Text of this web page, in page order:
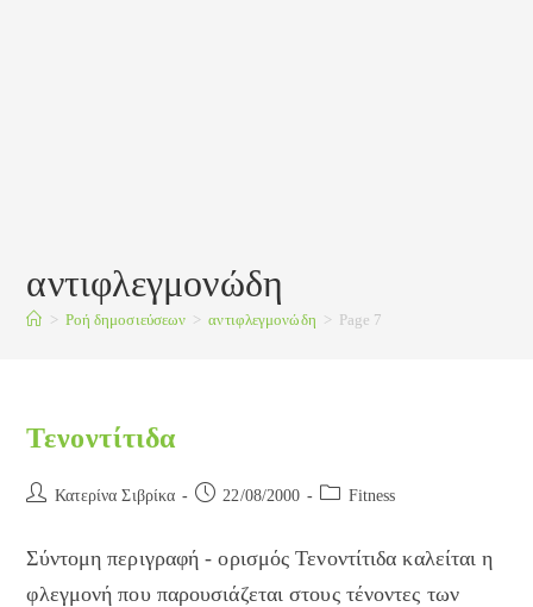
αντιφλεγμονώδη
> Ροή δημοσιεύσεων > αντιφλεγμονώδη > Page 7
Τενοντίτιδα
Post Κατερίνα Σιβρίκα
Post 22/08/2000
Post Fitness
Σύντομη περιγραφή - ορισμός Τενοντίτιδα καλείται η
φλεγμονή που παρουσιάζεται στους τένοντες των